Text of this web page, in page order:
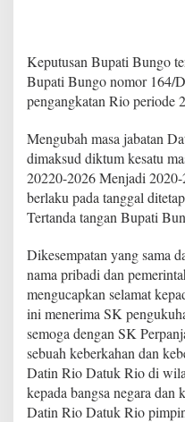
h
u
n
k
p
d
a
D
a
n
R
i
o
D
t
u
k
R
Keputusan Bupati Bungo
Bupati Bungo nomor 164/
pengangkatan Rio periode
Mengubah masa jabatan
dimaksud diktum kesatu
20220-2026 Menjadi
berlaku pada tanggal
Tertanda tangan Bupati
Dikesempatan yang sama
nama pribadi dan
mengucapkan selamat
ini menerima SK
semoga dengan SK
sebuah keberkahan dan
Datin Rio Datuk Rio di
kepada bangsa negara dan
Datin Rio Datuk Rio